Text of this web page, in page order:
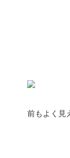
前もよく見